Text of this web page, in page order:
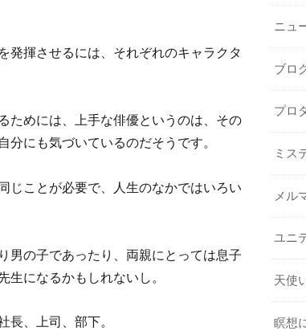
発揮させるには、それぞれのキャラクタ
ためには、上手な俳優というのは、その
にも気づいているのだそうです。
じことが必要で、人生のなかではいろい
男の子であったり、両親にとっては息子
生になるかもしれないし。
長、上司、部下。
ニュ
ブロ
プロ
ミス
メル
ユニ
天使
瞑想